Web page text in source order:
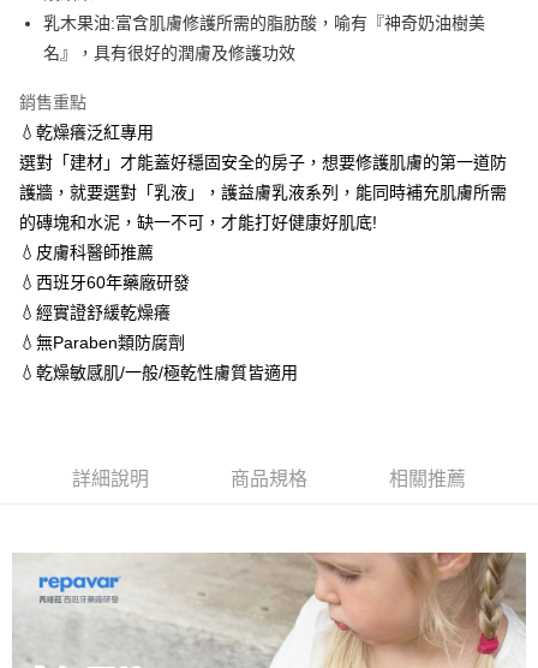
消。如遇「轉專審核」未通過狀況，表示未達大哥付你分期系統評分，恕無
法說明評估內容。
【繳款方式說明】
醒簡訊。
2.透過簡訊連結打開帳單後，可選擇「超商條碼／台灣大直營門市／銀行轉
帳／街口支付／iPASS MONEY」等通路繳費。
【注意事項】
用戶於交易時，得透過本服務購買商品或服務，並由商店將買賣／分期付款
買賣價金債權讓與本公司後，依約使用本公司帳單繳交帳款。
2.基於同意付款使用「大哥付你分期」之契約關係目的，商店將以您的個人
資料（包含姓名、電話或地址）提供予台灣大哥大進項蒐集、處理及利用，
由本公司與您本人進行分期帳單所需資料之確認、核對及更正。
3.完整用戶服務條款，請詳閱以下連結：
全家取貨付款 (滿$4,000以上僅限貨到付款)
每筆NT$60，滿NT$1,500(含以上)免運費
付款後全家取貨
每筆NT$60，滿NT$1,500(含以上)免運費
每筆NT$60，滿NT$1,500(含以上)免運費
付款後萊爾富取貨
每筆NT$60，滿NT$1,500(含以上)免運費
7-11取貨付款 (滿$4,000以上僅限貨到付款)
每筆NT$60，滿NT$1,500(含以上)免運費
付款後宅配
每筆NT$60
乳木果油:富含肌膚修護所需的脂肪酸，喻有『神奇奶油樹美
名』，具有很好的潤膚及修護功效
銷售重點
💧乾燥癢泛紅專用
選對「建材」才能蓋好穩固安全的房子，想要修護肌膚的第一道防
護牆，就要選對「乳液」，護益膚乳液系列，能同時補充肌膚所需
的磚塊和水泥，缺一不可，才能打好健康好肌底!
💧皮膚科醫師推薦
💧西班牙60年藥廠研發
💧經實證舒緩乾燥癢
💧無Paraben類防腐劑
💧乾燥敏感肌/一般/極乾性膚質皆適用
詳細說明 商品規格 相關推薦